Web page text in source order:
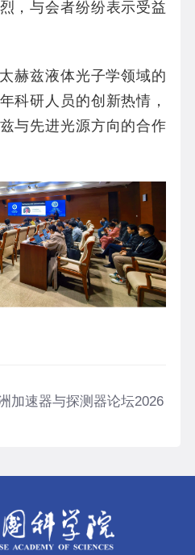
，与会者纷纷表示受益
赫兹液体光子学领域的
科研人员的创新热情，
与先进光源方向的合作
加速器与探测器论坛2026